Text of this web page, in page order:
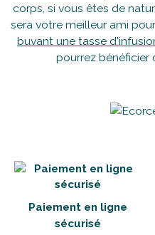
corps, si vous êtes de
sera votre meilleur ami
buvant une tasse
pourrez bénéficier
Paiement en ligne
sécurisé